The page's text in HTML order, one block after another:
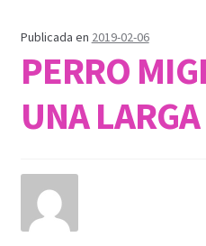
Publicada en 2019-02-06
PERRO
UNA